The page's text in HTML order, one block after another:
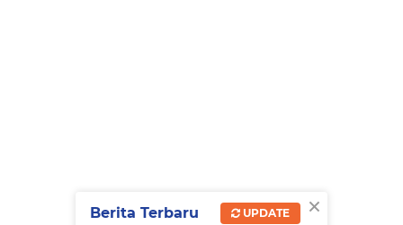
×
Berita Terbaru UPDATE